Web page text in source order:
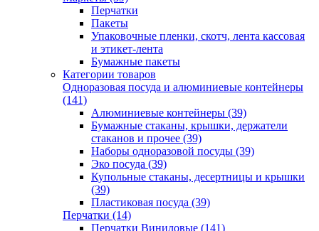
Перчатки
Пакеты
Упаковочные пленки, скотч, лента кассовая
и этикет-лента
Бумажные пакеты
Категории товаров
Одноразовая посуда и алюминиевые контейнеры
(141)
Алюминиевые контейнеры (39)
Бумажные стаканы, крышки, держатели
стаканов и прочее (39)
Наборы одноразовой посуды (39)
Эко посуда (39)
Купольные стаканы, десертницы и крышки
(39)
Пластиковая посуда (39)
Перчатки (14)
Перчатки Виниловые (141)